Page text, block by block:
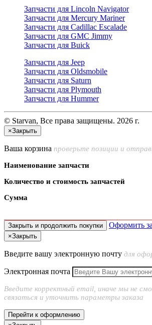
Запчасти для Lincoln Navigator
Запчасти для Mercury Mariner
Запчасти для Cadillac Escalade
Запчасти для GMC Jimmy
Запчасти для Buick
Запчасти для Jeep
Запчасти для Oldsmobile
Запчасти для Saturn
Запчасти для Plymouth
Запчасти для Hummer
© Starvan, Все права защищены. 2026 г.
×Закрыть
Ваша корзина проверьте позиции и
Наименование запчасти
Количество и стоимость запчастей
Сумма
Закрыть и продолжить покупки Оформить
×Закрыть
Введите вашу электронную почту для
Электронная почта
Введите корректный email, иначе мы не
связаться и уточнить параметры заказа
Перейти к оформлению